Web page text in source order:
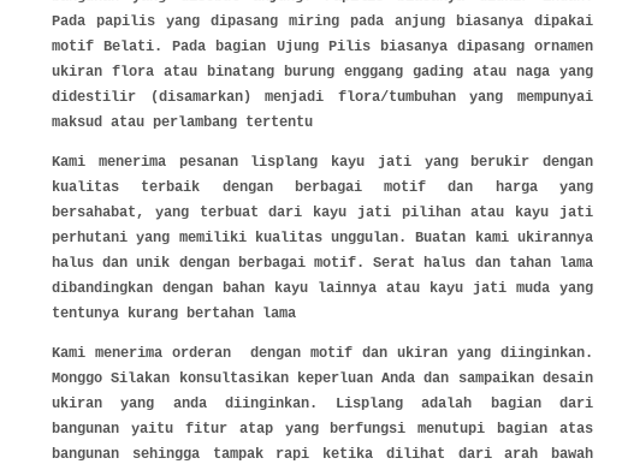
Pada papilis yang dipasang miring pada anjung biasanya dipakai
motif Belati. Pada bagian Ujung Pilis biasanya dipasang ornamen
ukiran flora atau binatang burung enggang gading atau naga yang
didestilir (disamarkan) menjadi flora/tumbuhan yang mempunyai
maksud atau perlambang tertentu
Kami menerima pesanan lisplang kayu jati yang berukir dengan
kualitas terbaik dengan berbagai motif dan harga yang
bersahabat, yang terbuat dari kayu jati pilihan atau kayu jati
perhutani yang memiliki kualitas unggulan. Buatan kami ukirannya
halus dan unik dengan berbagai motif. Serat halus dan tahan lama
dibandingkan dengan bahan kayu lainnya atau kayu jati muda yang
tentunya kurang bertahan lama
Kami menerima orderan dengan motif dan ukiran yang diinginkan.
Monggo Silakan konsultasikan keperluan Anda dan sampaikan desain
ukiran yang anda diinginkan. Lisplang adalah bagian dari
bangunan yaitu fitur atap yang berfungsi menutupi bagian atas
bangunan sehingga tampak rapi ketika dilihat dari arah bawah